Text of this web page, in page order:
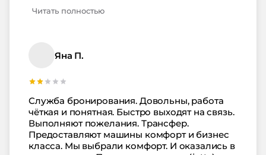
цветов HR-специалисту той самой «Руси»!
рейтинге качественного сервиса занимает,
как ни странно — барабанная дробь —
доброжелательности! Обратиться можно по
абсолютно любому вопросу.
Международная ассоциация консьержей
«Золотые ключи» курит в сторонке. По
участливости местные бодигарды
опережают всех остальных сотрудников. Я
впервые в жизни столкнулся с тем, что
Читать полностью
Яна П.
Служба бронирования. Довольны, работа
чёткая и понятная. Быстро выходят на связь.
Выполняют пожелания. Трансфер.
Предоставляют машины комфорт и бизнес
класса. Мы выбрали комфорт. И оказались в